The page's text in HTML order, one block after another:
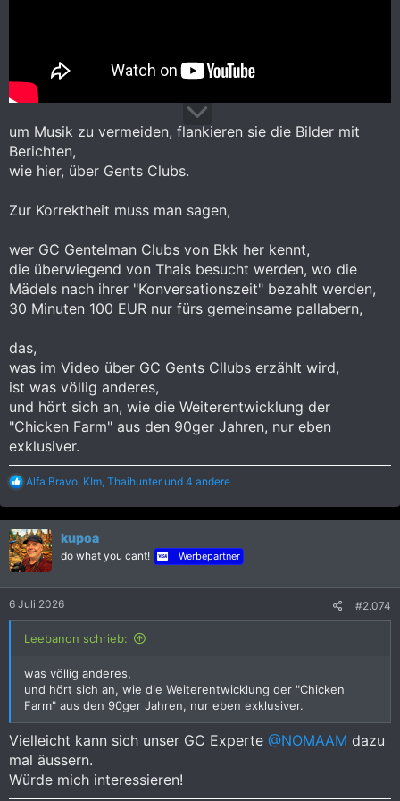
um Musik zu vermeiden, flankieren sie die Bilder mit
Berichten,
wie hier, über Gents Clubs.
Zur Korrektheit muss man sagen,
wer GC Gentelman Clubs von Bkk her kennt,
die überwiegend von Thais besucht werden, wo die
Mädels nach ihrer "Konversationszeit" bezahlt werden,
30 Minuten 100 EUR nur fürs gemeinsame pallabern,
das,
was im Video über GC Gents Cllubs erzählt wird,
ist was völlig anderes,
und hört sich an, wie die Weiterentwicklung der
"Chicken Farm" aus den 90ger Jahren, nur eben
exklusiver.
R
a
k
t
i
o
n
:
Alfa Bravo, KIm, Thaihunter und 4 andere
kupoa
do what you cant! Werbepartner
6 Juli 2026 #2.074
Leebanon schrieb:
was völlig anderes,
und hört sich an, wie die Weiterentwicklung der "Chicken
Farm" aus den 90ger Jahren, nur eben exklusiver.
Vielleicht kann sich unser GC Experte @NOMAAM dazu
mal äussern.
Würde mich interessieren!